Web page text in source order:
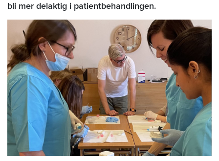
bli mer delaktig i patientbehandlingen.